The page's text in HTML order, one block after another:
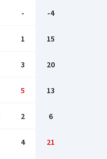
- -4
1 15
3 20
5 13
2 6
4 21